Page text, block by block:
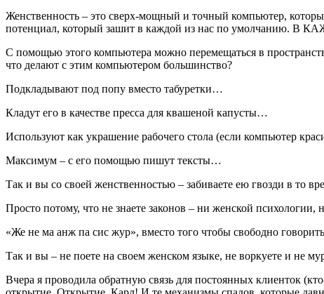
Женственность – это сверх-мощный и точный компьютер,
потенциал, который зашит в каждой из нас по умолчанию. В
С помощью этого компьютера можно перемещаться в
что делают с этим компьютером большинство?
Подкладывают под попу вместо табуретки…
Кладут его в качестве пресса для квашеной капусты…
Используют как украшение рабочего стола (если компьютер
Максимум – с его помощью пишут тексты…
Так и вы со своей женственностью – забиваете ею гвозди в то
Просто потому, что не знаете законов – ни женской психологии,
«Же не ма анж па сис жур», вместо того чтобы свободно
Так и вы – не поете на своем женском языке, не воркуете и не
Вчера я проводила обратную связь для постоянных клиенток